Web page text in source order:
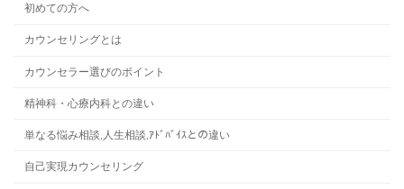
ー
ジ
送
り
初めての方へ
カウンセリングとは
カウンセラー選びのポイント
精神科・心療内科との違い
単なる悩み相談,人生相談,ｱﾄﾞﾊﾞｲｽとの違い
自己実現カウンセリング